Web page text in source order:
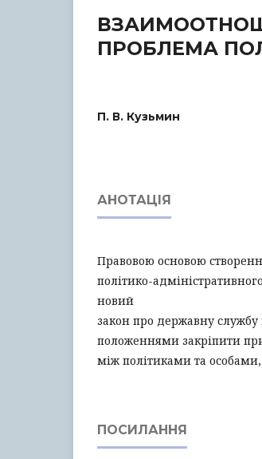
ПРОБЛЕМА
П. В. Кузьмин
АНОТАЦІЯ
Правовою основою
політико-
новий
закон про державну
положеннями закріпити
між політиками та
ПОСИЛАННЯ